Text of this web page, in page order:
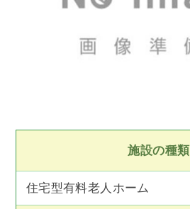
施設の種類
住宅型有料老人ホーム